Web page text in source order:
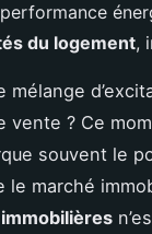
du logement,
vente ? Ce
souvent le
le marché